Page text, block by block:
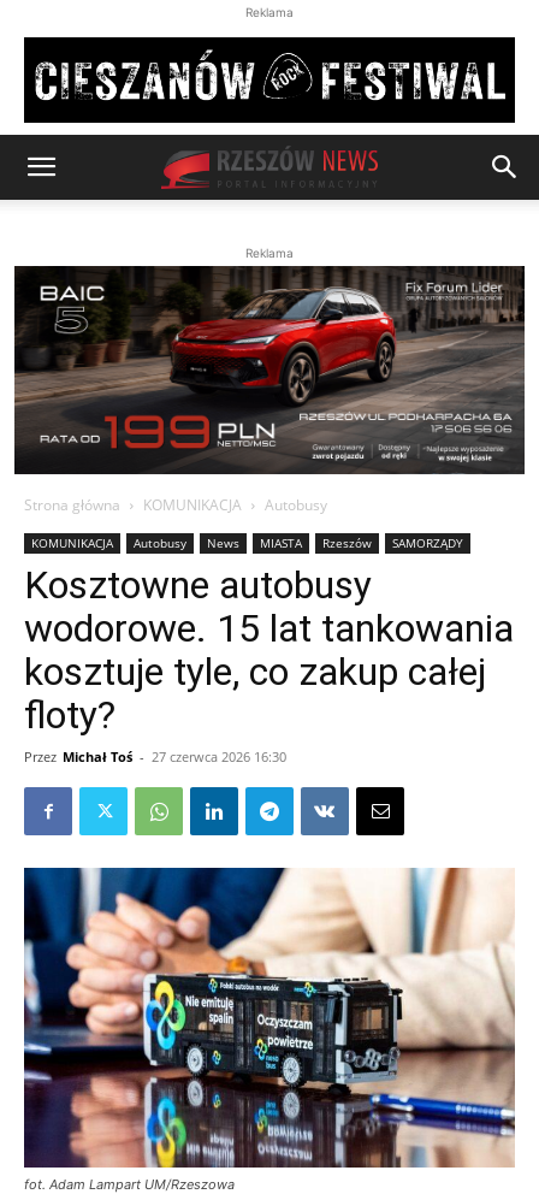
Reklama
Reklama
Strona główna KOMUNIKACJA Autobusy
KOMUNIKACJA Autobusy News MIASTA Rzeszów SAMORZĄDY
Kosztowne autobusy
wodorowe. 15 lat tankowania
kosztuje tyle, co zakup całej
floty?
Przez Michał Toś - 27 czerwca 2026 16:30
fot. Adam Lampart UM/Rzeszowa